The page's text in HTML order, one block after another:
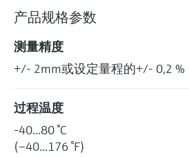
产品规格参数
测量精度
+/- 2mm或设定量程的+/- 0,2 %
过程温度
-40...80 °C
(–40...176 °F)